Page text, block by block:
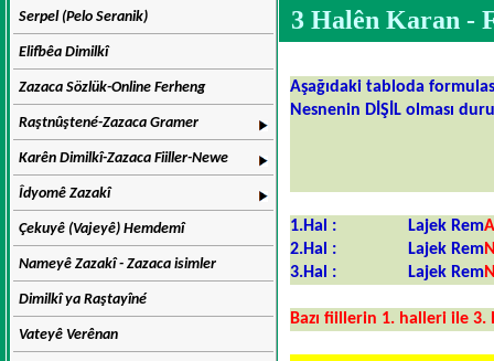
Serpel (Pelo Seranik)
Elifbêa Dimilkî
Zazaca Sözlük-Online Ferheng
Raştnûştené-Zazaca Gramer
Karên Dimilkî-Zazaca Fiiller-Newe
Îdyomê Zazakî
Çekuyê (Vajeyê) Hemdemî
Nameyê Zazakî - Zazaca isimler
Dimilkî ya Raştayîné
Vateyê Verênan
3 Halên Karan -
Aşağıdaki tabloda
Nesnenin DİŞİL olması
1.Hal : Lajek RemA
2.Hal :
Lajek Rem
3.Hal :
Lajek Rem
Bazı fiillerin 1. halleri ile